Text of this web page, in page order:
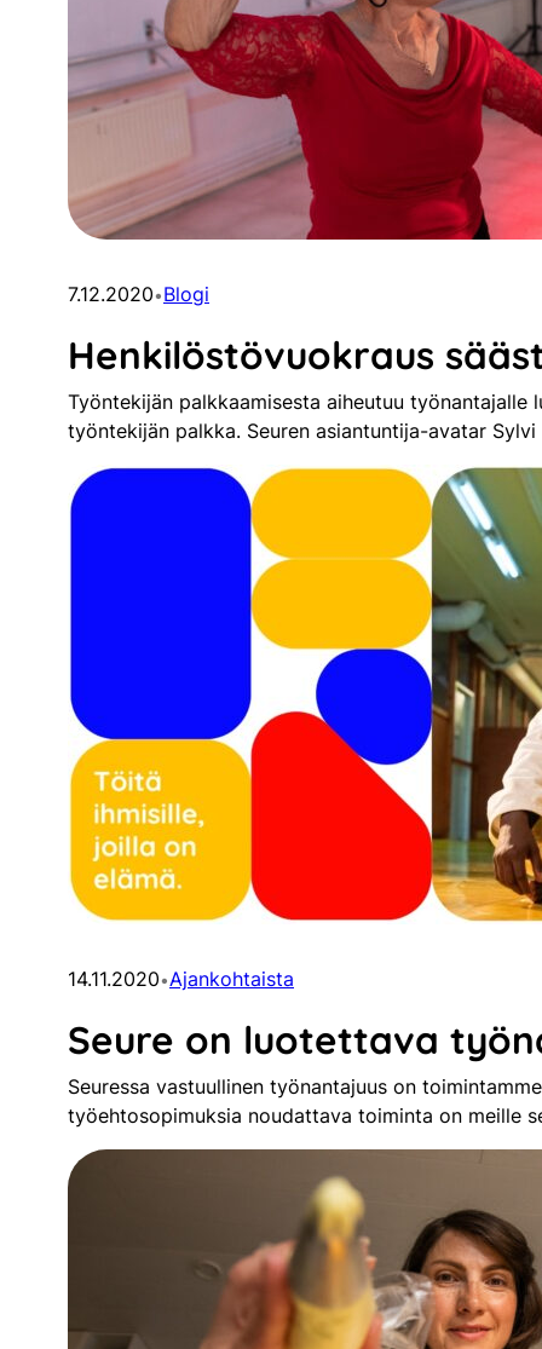
7.12.2020•Blogi
Henkilöstövuokraus
Työntekijän palkkaamisesta aiheutuu työnantajalle
työntekijän palkka. Seuren asiantuntija-avatar
14.11.2020•Ajankohtaista
Seure on luotettava
Seuressa vastuullinen työnantajuus on
työehtosopimuksia noudattava toiminta on meille